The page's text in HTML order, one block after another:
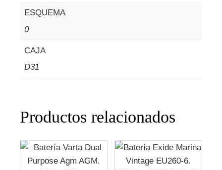
ESQUEMA
0
CAJA
D31
Productos relacionados